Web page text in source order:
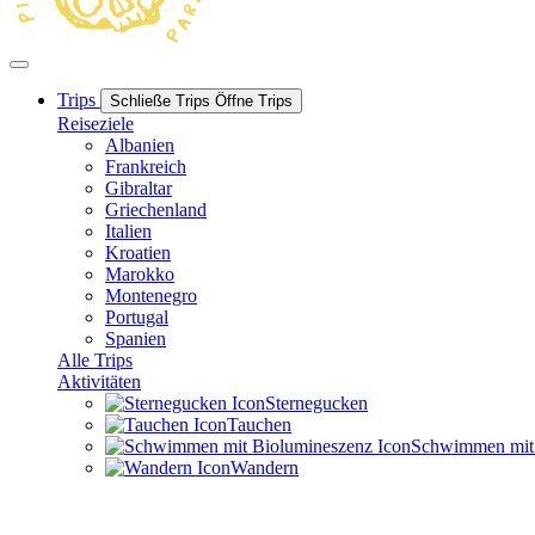
Trips Schließe Trips Öffne Trips
Reiseziele
Albanien
Frankreich
Gibraltar
Griechenland
Italien
Kroatien
Marokko
Montenegro
Portugal
Spanien
Alle Trips
Aktivitäten
Sternegucken
Tauchen
Schwimmen
Wandern